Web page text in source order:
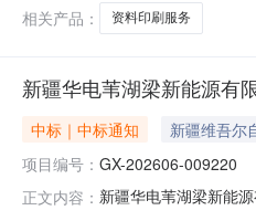
相关产品：
资料印刷服务
新疆华电苇湖梁新能源有
中标｜中标通知
新疆维吾尔
项目编号： GX-202606-009220
正文内容： 新疆华电苇湖梁新能